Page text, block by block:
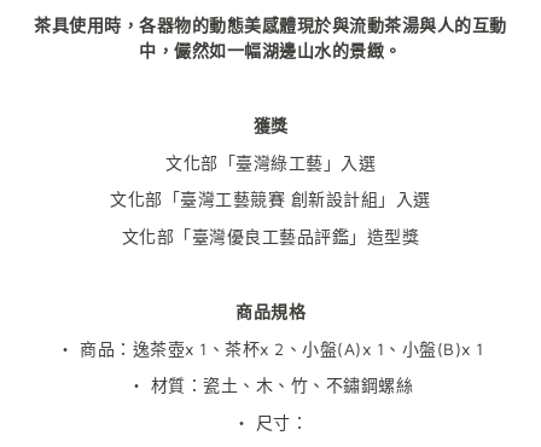
茶具使用時，各器物的動態美感體現於與流動茶湯與人的互動
中，儼然如一幅湖邊山水的景緻。
獲獎
文化部「臺灣綠工藝」入選
文化部「臺灣工藝競賽 創新設計組」入選
文化部「臺灣優良工藝品評鑑」造型獎
商品規格
・ 商品：逸茶壺x 1、茶杯x 2、小盤(A)x 1、小盤(B)x 1
・ 材質：瓷土、木、竹、不鏽鋼螺絲
・ 尺寸：